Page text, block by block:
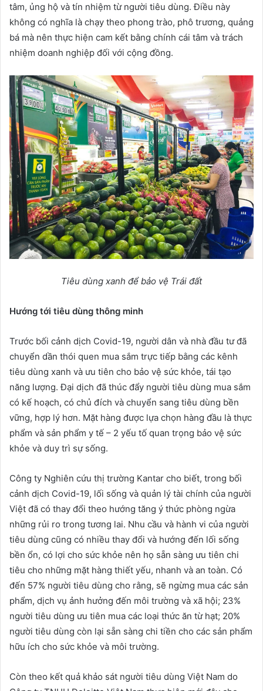
tâm, ủng hộ và tín nhiệm từ người tiêu dùng. Điều này
không có nghĩa là chạy theo phong trào, phô trương, quảng
bá mà nên thực hiện cam kết bằng chính cái tâm và trách
nhiệm doanh nghiệp đối với cộng đồng.
Tiêu dùng xanh để bảo vệ Trái đất
Hướng tới tiêu dùng thông minh
Trước bối cảnh dịch Covid-19, người dân và nhà đầu tư đã
chuyển dần thói quen mua sắm trực tiếp bằng các kênh
tiêu dùng xanh và ưu tiên cho bảo vệ sức khỏe, tái tạo
năng lượng. Đại dịch đã thúc đẩy người tiêu dùng mua sắm
có kế hoạch, có chủ đích và chuyển sang tiêu dùng bền
vững, hợp lý hơn. Mặt hàng được lựa chọn hàng đầu là thực
phẩm và sản phẩm y tế – 2 yếu tố quan trọng bảo vệ sức
khỏe và duy trì sự sống.
Công ty Nghiên cứu thị trường Kantar cho biết, trong bối
cảnh dịch Covid-19, lối sống và quản lý tài chính của người
Việt đã có thay đổi theo hướng tăng ý thức phòng ngừa
những rủi ro trong tương lai. Nhu cầu và hành vi của người
tiêu dùng cũng có nhiều thay đổi và hướng đến lối sống
bền ổn, có lợi cho sức khỏe nên họ sẵn sàng ưu tiên chi
tiêu cho những mặt hàng thiết yếu, nhanh và an toàn. Có
đến 57% người tiêu dùng cho rằng, sẽ ngừng mua các sản
phẩm, dịch vụ ảnh hưởng đến môi trường và xã hội; 23%
người tiêu dùng ưu tiên mua các loại thức ăn từ hạt; 20%
người tiêu dùng còn lại sẵn sàng chi tiền cho các sản phẩm
hữu ích cho sức khỏe và môi trường.
Còn theo kết quả khảo sát người tiêu dùng Việt Nam do